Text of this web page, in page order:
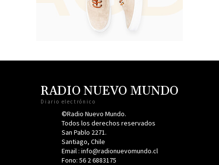
RADIO NUEVO MUNDO
Diario electrónico
©Radio Nuevo Mundo.
Todos los derechos reservados
San Pablo 2271.
Santiago, Chile
Email : info@radionuevomundo.cl
Fono: 56 2 6883175